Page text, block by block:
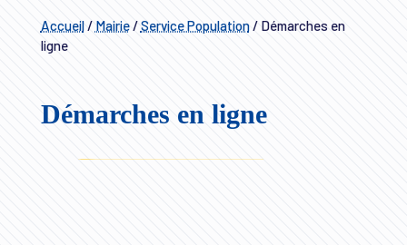
Accueil/ Mairie/Service Population/Démarches en
ligne
Démarches en ligne